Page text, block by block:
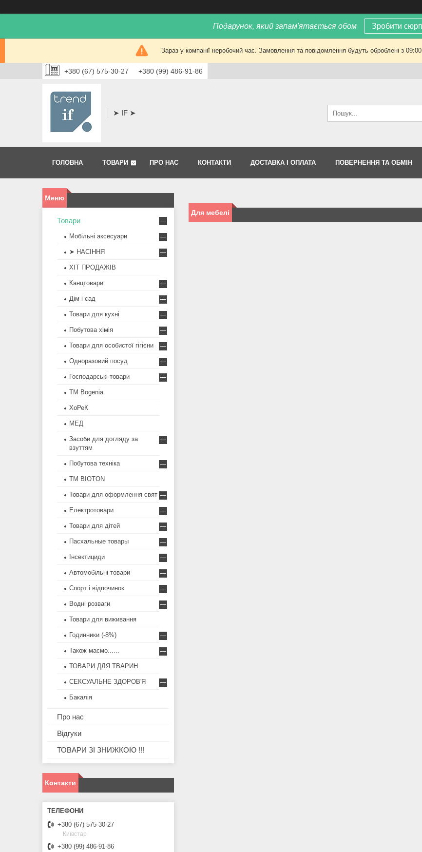
Подарунок, який запам'ятається обом Зробити
Зараз у компанії неробочий час. Замовлення та повідомлення будуть оброблені з
+380 (67) 575-30-27 +380 (99) 486-91-86
➤ IF ➤
ГОЛОВНА ТОВАРИ ПРО НАС КОНТАКТИ ДОСТАВКА І ОПЛАТА ПОВЕРНЕННЯ ТА ОБМІН
Для мебелі
Товари
Мобільні аксесуари
➤ НАСІННЯ
ХІТ ПРОДАЖІВ
Канцтовари
Дім і сад
Товари для кухні
Побутова хімія
Товари для особистої гігієни
Одноразовий посуд
Господарські товари
ТМ Bogenia
ХоРеК
МЕД
Засоби для догляду за
взуттям
Побутова техніка
ТМ BIOTON
Товари для оформлення свят
Електротовари
Товари для дітей
Пасхальные товары
Інсектициди
Автомобільні товари
Спорт і відпочинок
Водні розваги
Товари для виживання
Годинники (-8%)
Також маємо......
ТОВАРИ ДЛЯ ТВАРИН
СЕКСУАЛЬНЕ ЗДОРОВ'Я
Бакалія
Про нас
Відгуки
ТОВАРИ ЗІ ЗНИЖКОЮ !!!
Контакти
+380 (67) 575-30-27
Київстар
+380 (99) 486-91-86